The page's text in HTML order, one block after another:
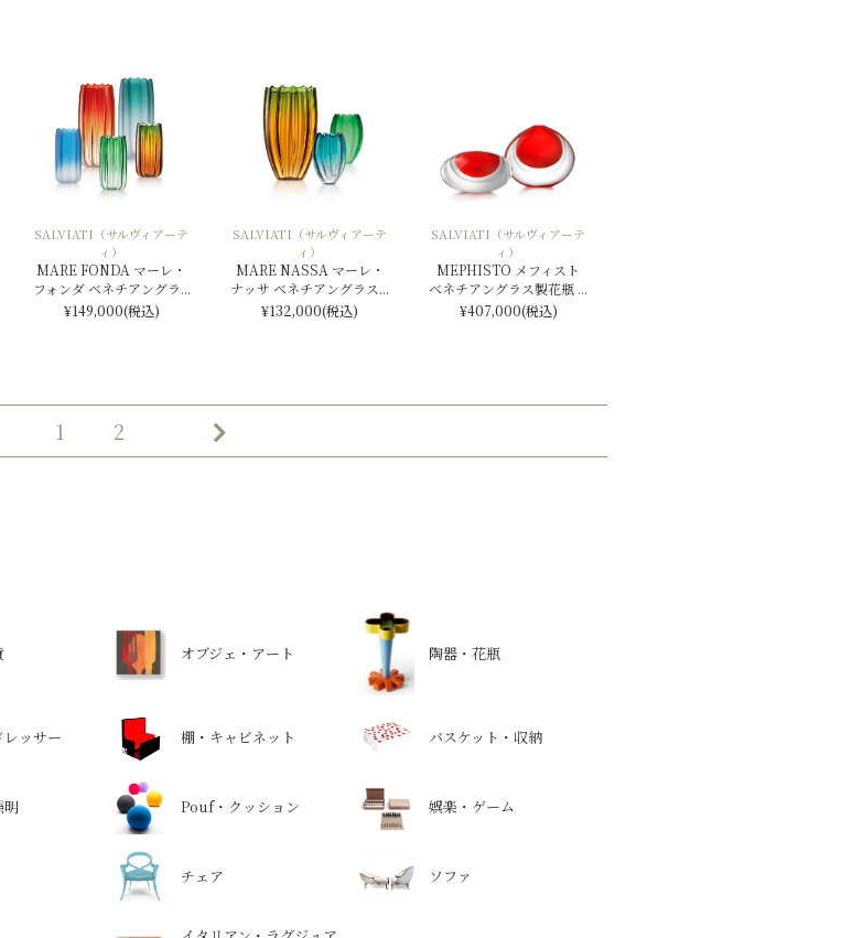
SALVIATI（サルヴィアーテ
ィ）
MARE FONDA マーレ・
フォンダ ベネチアングラ...
¥149,000(税込)
SALVIATI（サルヴィアーテ
ィ）
MARE NASSA マーレ・
ナッサ ベネチアングラス...
¥132,000(税込)
SALVIATI（サルヴィアーテ
ィ）
MEPHISTO メフィスト
ベネチアングラス製花瓶 ...
¥407,000(税込)
1 2
オブジェ・アート 陶器・花瓶
レッサー 棚・キャビネット バスケット・収納
明 Pouf・クッション 娯楽・ゲーム
チェア ソファ